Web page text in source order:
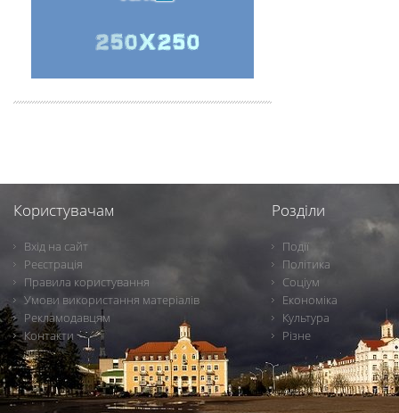
Користувачам
Вхід на сайт
Реєстрація
Правила користування
Умови використання матеріалів
Рекламодавцям
Контакти
Розділи
Події
Політика
Соціум
Економіка
Культура
Різне